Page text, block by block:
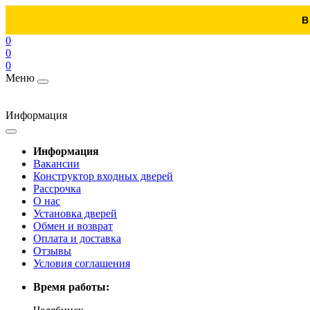
В
0
0
0
Меню
Информация
Информация
Вакансии
Конструктор входных дверей
Рассрочка
О нас
Установка дверей
Обмен и возврат
Оплата и доставка
Отзывы
Условия соглашения
Время работы: